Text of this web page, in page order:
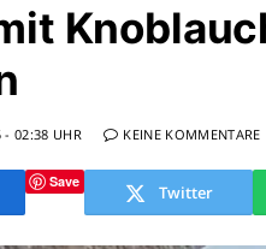
- 02:38 UHR KEINE KOMMENTARE
Save Twitter